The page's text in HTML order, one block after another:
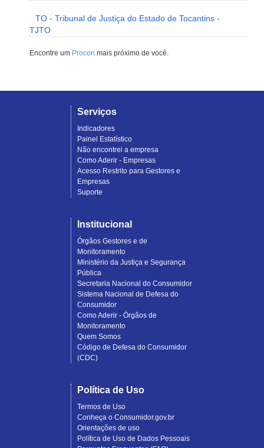
TO - Tribunal de Justiça do Estado de Tocantins -
TJTO
Encontre um Procon mais próximo de você.
Serviços
Indicadores
Painel Estatístico
Não encontrei a empresa
Como Aderir - Empresas
Acesso Restrito para Gestores e
Empresas
Suporte
Institucional
Órgãos Gestores e de
Monitoramento
Ministério da Justiça e Segurança
Pública
Secretaria Nacional do Consumidor
Sistema Nacional de Defesa do
Consumidor
Como Aderir - Órgãos de
Monitoramento
Quem Somos
Código de Defesa do Consumidor
(CDC)
Política de Uso
Termos de Uso
Conheça o Consumidor.gov.br
Orientações de uso
Política de Uso de Dados Pessoais